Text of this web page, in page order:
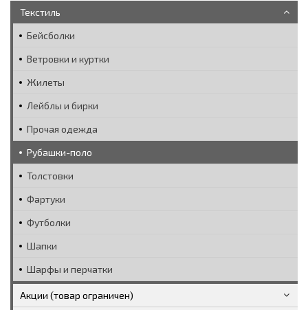
Текстиль
Бейсболки
Ветровки и куртки
Жилеты
Лейблы и бирки
Прочая одежда
Рубашки-поло
Толстовки
Фартуки
Футболки
Шапки
Шарфы и перчатки
Акции (товар ограничен)